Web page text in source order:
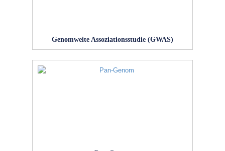
Genomweite Assoziationsstudie (GWAS)